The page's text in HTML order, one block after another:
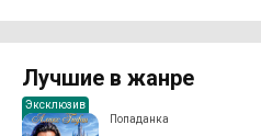
Лучшие в жанре
Эксклюзив
Попаданка